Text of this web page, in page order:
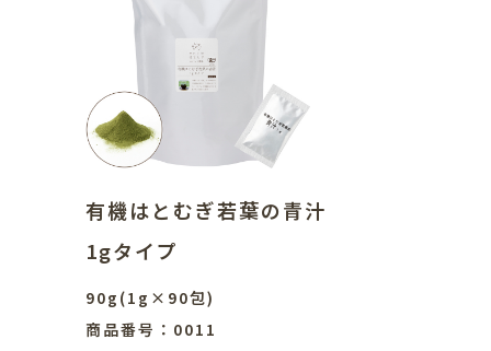
有機はとむぎ若葉の青汁
1gタイプ
90g(1g×90包)
商品番号：0011